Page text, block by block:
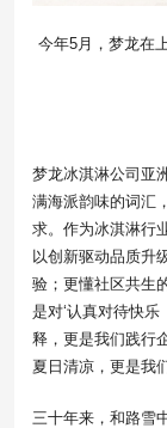
今年5月，梦龙在
梦龙冰淇淋公司亚
满海派韵味的词汇
求。作为冰淇淋行
以创新驱动品质升
验；更懂社区共生
是对‘认真对待快
释，更是我们践行
夏日清凉，更是我
三十年来，和路雪